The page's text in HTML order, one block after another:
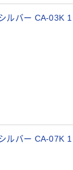
ルバー CA-03K 1
ルバー CA-07K 1